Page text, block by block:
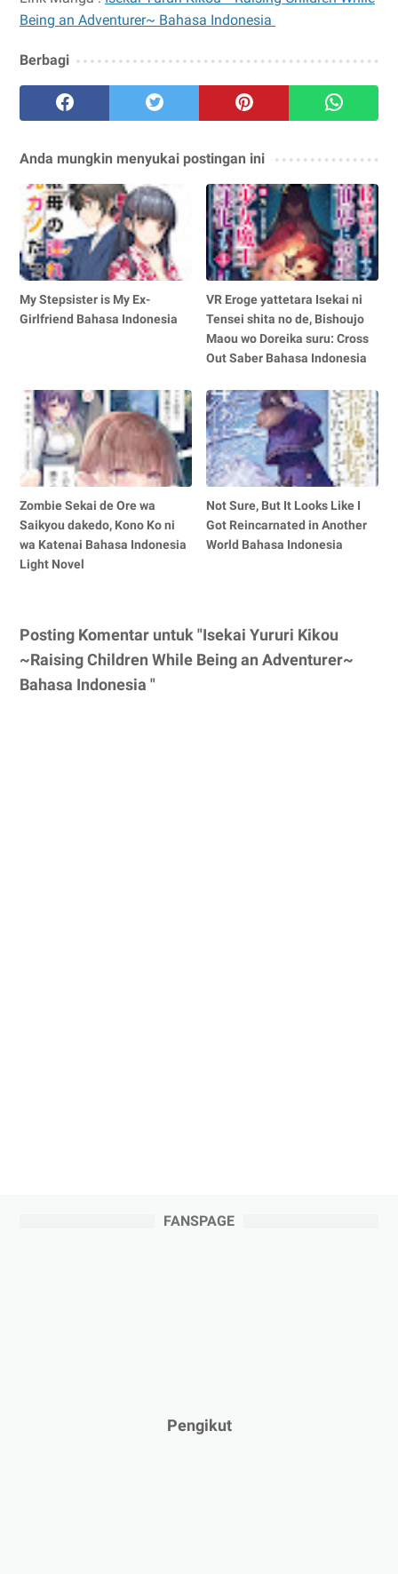
Being an Adventurer~ Bahasa Indonesia
Berbagi
Anda mungkin menyukai postingan ini
My Stepsister is My Ex-
Girlfriend Bahasa Indonesia
VR Eroge yattetara Isekai ni
Tensei shita no de, Bishoujo
Maou wo Doreika suru: Cross
Out Saber Bahasa Indonesia
Zombie Sekai de Ore wa
Saikyou dakedo, Kono Ko ni
wa Katenai Bahasa Indonesia
Light Novel
Not Sure, But It Looks Like I
Got Reincarnated in Another
World Bahasa Indonesia
Posting Komentar untuk "Isekai Yururi Kikou
~Raising Children While Being an Adventurer~
Bahasa Indonesia "
FANSPAGE
Pengikut